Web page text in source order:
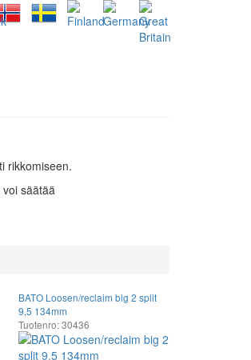
rikkomiseen.
säätää
BATO Loosen/reclaim big 2 split
9,5 134mm
Tuotenro: 30436